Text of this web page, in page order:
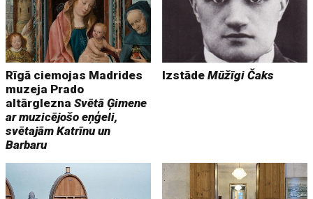
Rīgā ciemojas Madrides
muzeja Prado
altārgleznaSvētā Ģimene
ar muzicējošo eņģeli,
svētajām Katrīnu un
Barbaru
IzstādeMūžīgi Čaks